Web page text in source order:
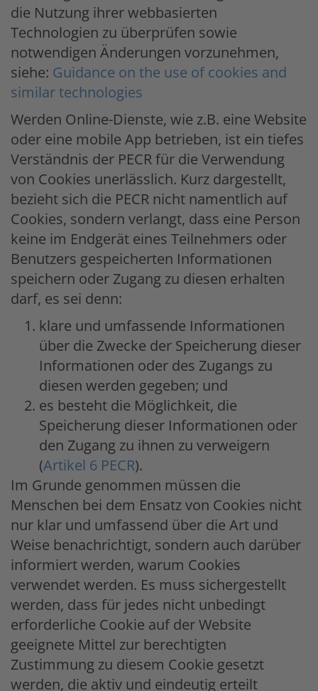
die Nutzung ihrer webbasierten
Technologien zu überprüfen sowie
notwendigen Änderungen vorzunehmen,
siehe: Guidance on the use of cookies and
similar technologies
Werden Online-Dienste, wie z.B. eine Website
oder eine mobile App betrieben, ist ein tiefes
Verständnis der PECR für die Verwendung
von Cookies unerlässlich. Kurz dargestellt,
bezieht sich die PECR nicht namentlich auf
Cookies, sondern verlangt, dass eine Person
keine im Endgerät eines Teilnehmers oder
Benutzers gespeicherten Informationen
speichern oder Zugang zu diesen erhalten
darf, es sei denn:
klare und umfassende Informationen
über die Zwecke der Speicherung dieser
Informationen oder des Zugangs zu
diesen werden gegeben; und
es besteht die Möglichkeit, die
Speicherung dieser Informationen oder
den Zugang zu ihnen zu verweigern
(Artikel 6 PECR).
Im Grunde genommen müssen die
Menschen bei dem Ensatz von Cookies nicht
nur klar und umfassend über die Art und
Weise benachrichtigt, sondern auch darüber
informiert werden, warum Cookies
verwendet werden. Es muss sichergestellt
werden, dass für jedes nicht unbedingt
erforderliche Cookie auf der Website
geeignete Mittel zur berechtigten
Zustimmung zu diesem Cookie gesetzt
werden, die aktiv und eindeutig erteilt